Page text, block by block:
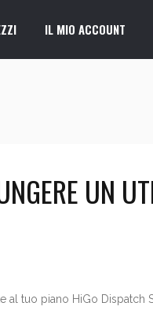
IL MIO ACCOUNT
UN
al tuo piano HiGo Dispatch